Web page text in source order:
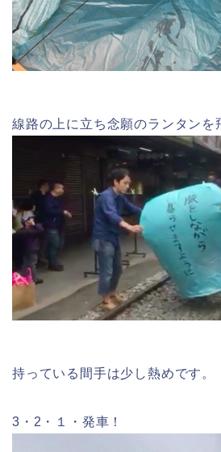
線路の上に立ち念願のランタンを
持っている間手は少し熱めです。
3・2・１・発車！